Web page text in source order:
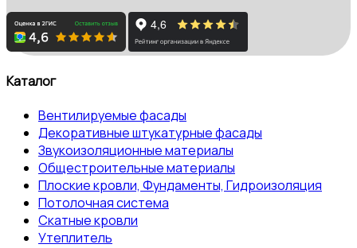
Каталог
Вентилируемые фасады
Декоративные штукатурные фасады
Звукоизоляционные материалы
Общестроительные материалы
Плоские кровли, Фундаменты, Гидроизоляция
Потолочная система
Скатные кровли
Утеплитель